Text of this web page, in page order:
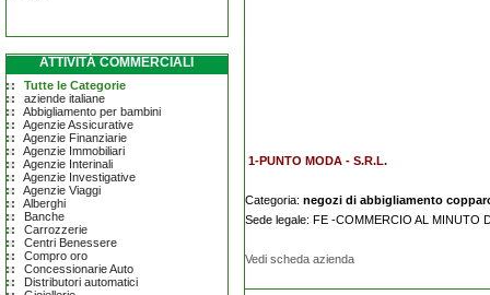
ATTIVITÀ COMMERCIALI
Tutte le Categorie
aziende italiane
Abbigliamento per bambini
Agenzie Assicurative
Agenzie Finanziarie
Agenzie Immobiliari
Agenzie Interinali
Agenzie Investigative
Agenzie Viaggi
Alberghi
Banche
Carrozzerie
Centri Benessere
Compro oro
Concessionarie Auto
Distributori automatici
1-PUNTO MODA - S.R.L.
Categoria: negozi di abbigliamento
Sede legale: FE -COMMERCIO AL MINUTO
Vedi scheda azienda